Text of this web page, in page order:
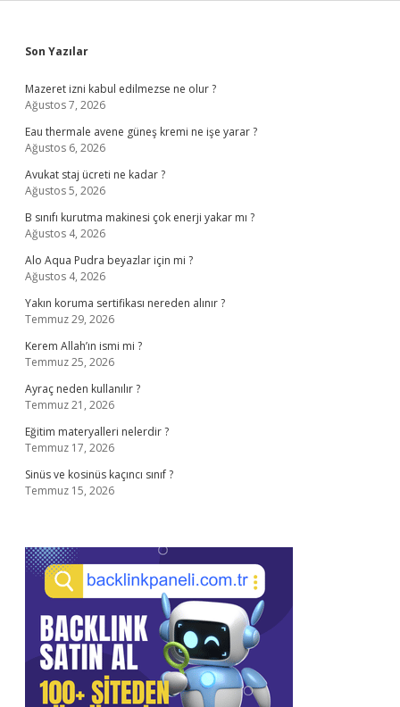
Sidebar
Son Yazılar
Mazeret izni kabul edilmezse ne olur ?
Ağustos 7, 2026
Eau thermale avene güneş kremi ne işe yarar ?
Ağustos 6, 2026
Avukat staj ücreti ne kadar ?
Ağustos 5, 2026
B sınıfı kurutma makinesi çok enerji yakar mı ?
Ağustos 4, 2026
Alo Aqua Pudra beyazlar için mi ?
Ağustos 4, 2026
Yakın koruma sertifikası nereden alınır ?
Temmuz 29, 2026
Kerem Allah’ın ismi mi ?
Temmuz 25, 2026
Ayraç neden kullanılır ?
Temmuz 21, 2026
Eğitim materyalleri nelerdir ?
Temmuz 17, 2026
Sinüs ve kosinüs kaçıncı sınıf ?
Temmuz 15, 2026